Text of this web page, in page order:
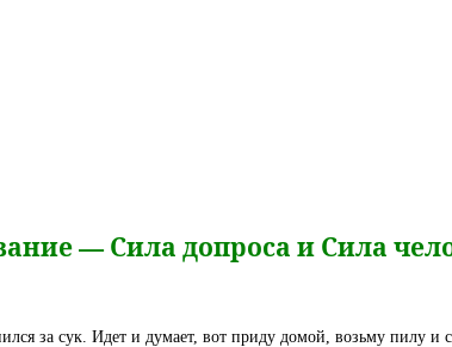
— Сила допроса и Сила
за сук. Идет и думает, вот приду домой, возьму пилу